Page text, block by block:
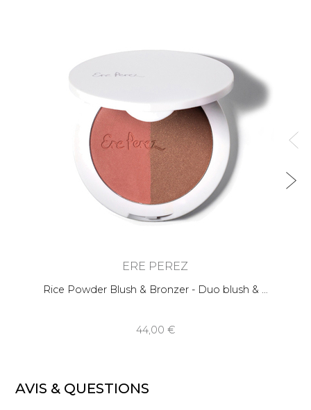
ERE PEREZ
Rice Powder Blush & Bronzer - Duo blush &
44,00
AVIS & QUESTIONS